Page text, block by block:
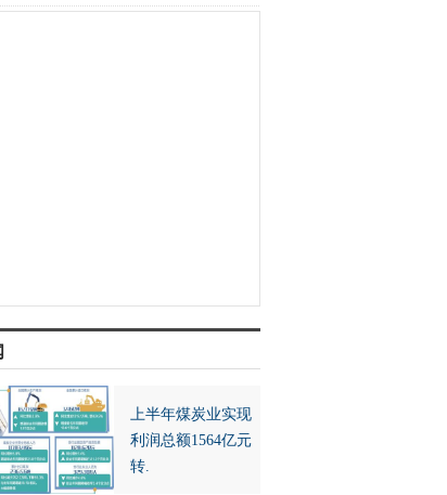
上半年煤炭业实现
利润总额1564亿元
转.